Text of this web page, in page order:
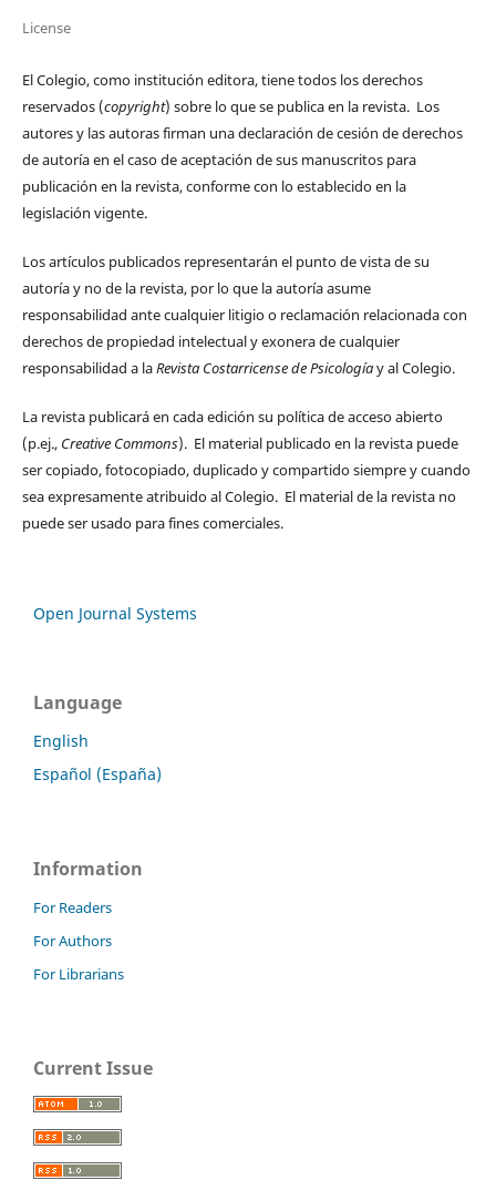
License
El Colegio, como institución editora, tiene todos los derechos
reservados (copyright) sobre lo que se publica en la revista. Los
autores y las autoras firman una declaración de cesión de derechos
de autoría en el caso de aceptación de sus manuscritos para
publicación en la revista, conforme con lo establecido en la
legislación vigente.
Los artículos publicados representarán el punto de vista de su
autoría y no de la revista, por lo que la autoría asume
responsabilidad ante cualquier litigio o reclamación relacionada con
derechos de propiedad intelectual y exonera de cualquier
responsabilidad a laRevista Costarricense de Psicologíay al Colegio.
La revista publicará en cada edición su política de acceso abierto
(p.ej., Creative Commons). El material publicado en la revista puede
ser copiado, fotocopiado, duplicado y compartido siempre y cuando
sea expresamente atribuido al Colegio. El material de la revista no
puede ser usado para fines comerciales.
Open Journal Systems
Language
English
Español (España)
Information
For Readers
For Authors
For Librarians
Current Issue